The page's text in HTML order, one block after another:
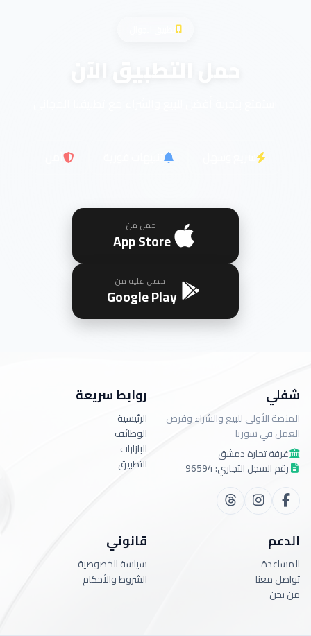
حمل التطبيق الآن
حمل من
App Store
احصل عليه من
Google Play
شفلي
المنصة الأولى للبيع والشراء وفرص
العمل في سوريا
غرفة تجارة دمشق
رقم السجل التجاري: 96594
روابط سريعة
الرئيسية
الوظائف
البازارات
التطبيق
الدعم
المساعدة
تواصل معنا
من نحن
قانوني
سياسة الخصوصية
الشروط والأحكام